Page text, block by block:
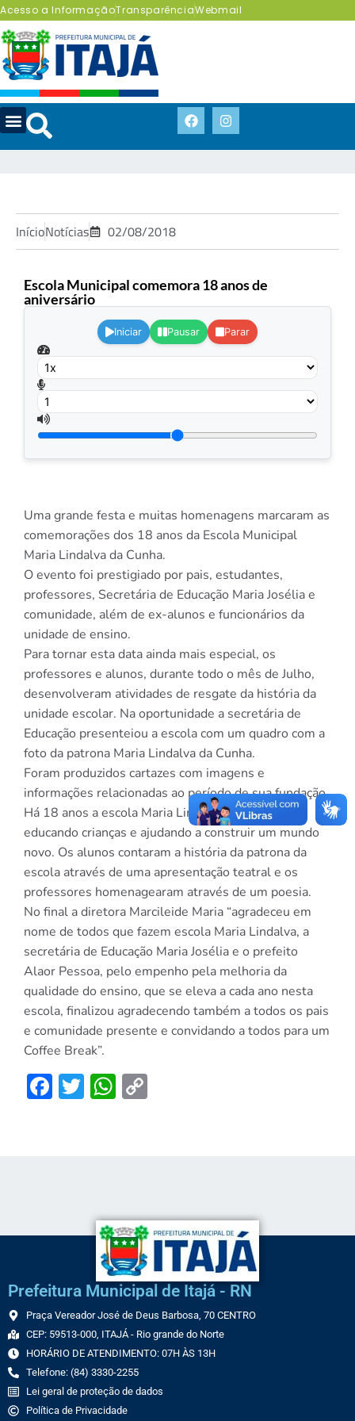
Acesso a InformaçãoTransparênciaWebmail
InícioNotícias 02/08/2018
Escola Municipal comemora 18 anos de
aniversário
Iniciar Pausar Parar
Uma grande festa e muitas homenagens marcaram as
comemorações dos 18 anos da Escola Municipal
Maria Lindalva da Cunha.
O evento foi prestigiado por pais, estudantes,
professores, Secretária de Educação Maria Josélia e
comunidade, além de ex-alunos e funcionários da
unidade de ensino.
Para tornar esta data ainda mais especial, os
professores e alunos, durante todo o mês de Julho,
desenvolveram atividades de resgate da história da
unidade escolar. Na oportunidade a secretária de
Educação presenteiou a escola com um quadro com a
foto da patrona Maria Lindalva da Cunha.
Foram produzidos cartazes com imagens e
informações relacionadas ao período de sua fundação.
Há 18 anos a escola Maria Lindalva da Cunha vem
educando crianças e ajudando a construir um mundo
novo. Os alunos contaram a história da patrona da
escola através de uma apresentação teatral e os
professores homenagearam através de um poesia.
No final a diretora Marcileide Maria “agradeceu em
nome de todos que fazem escola Maria Lindalva, a
secretária de Educação Maria Josélia e o prefeito
Alaor Pessoa, pelo empenho pela melhoria da
qualidade do ensino, que se eleva a cada ano nesta
escola, finalizou agradecendo também a todos os pais
e comunidade presente e convidando a todos para um
Coffee Break”.
Facebook
TwitterWhatsApp
Prefeitura Municipal de Itajá - RN
Praça Vereador José de Deus Barbosa, 70 CENTRO
CEP: 59513-000, ITAJÁ - Rio grande do Norte
HORÁRIO DE ATENDIMENTO: 07H ÀS 13H
Telefone: (84) 3330-2255
Lei geral de proteção de dados
Política de Privacidade